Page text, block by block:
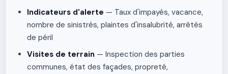
Indicateurs d'alerte — Taux d'impayés, vacance,
nombre de sinistrés, plaintes d'insalubrité, arrêtés
de péril
Visites de terrain — Inspection des parties
communes, état des façades, propreté,